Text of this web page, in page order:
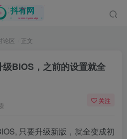
论区 正文
BIOS，之前的设置就全
关注
只要升级新版，就全变成初